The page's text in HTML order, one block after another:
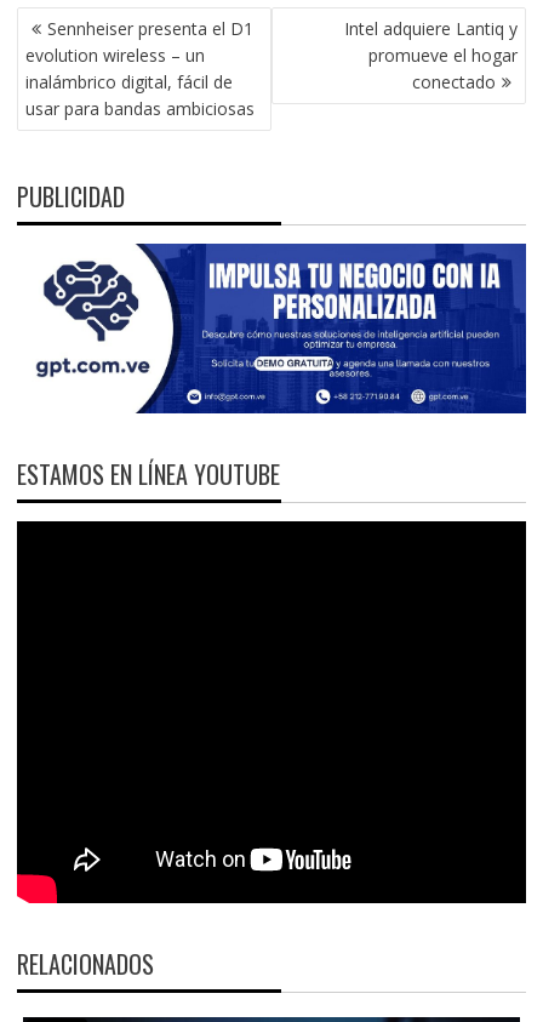
NAVEGACIÓN
DE
ENTRADAS
Sennheiser presenta el D1
evolution wireless – un
inalámbrico digital, fácil de
usar para bandas ambiciosas
Intel adquiere Lantiq y
promueve el hogar
conectado
PUBLICIDAD
ESTAMOS EN LÍNEA YOUTUBE
RELACIONADOS